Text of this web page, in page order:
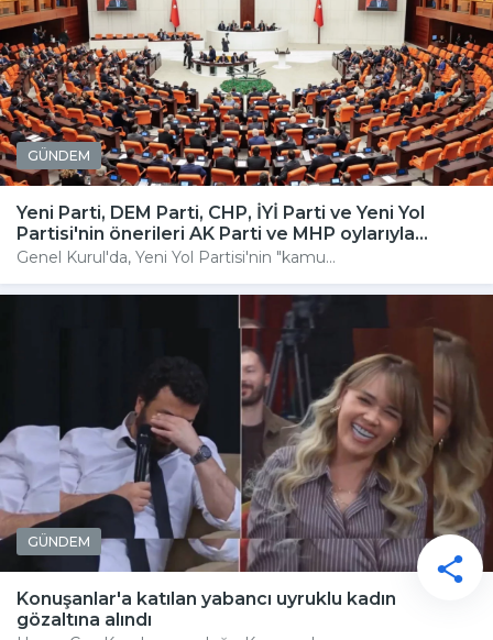
GÜNDEM
Yeni Parti, DEM Parti, CHP, İYİ Parti ve Yeni Yol
Partisi'nin önerileri AK Parti ve MHP oylarıyla...
Genel Kurul'da, Yeni Yol Partisi'nin "kamu...
GÜNDEM
Konuşanlar'a katılan yabancı uyruklu kadın
gözaltına alındı